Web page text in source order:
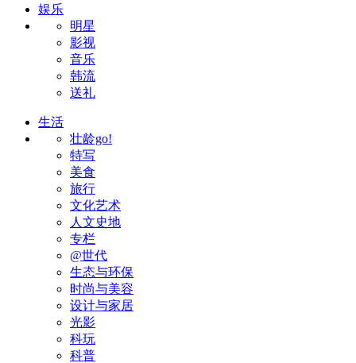
娱乐
明星
影视
音乐
韩流
送礼
生活
壮龄go!
特写
美食
旅行
文化艺术
人文史地
专栏
@世代
生态与环保
时尚与美容
设计与家居
光影
科玩
科普